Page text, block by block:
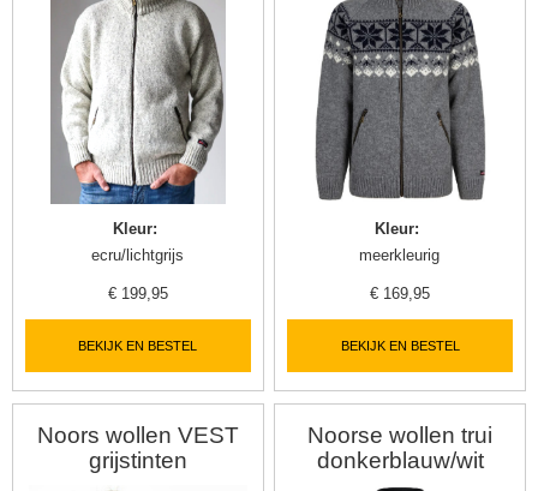
Kleur:
ecru/lichtgrijs
€ 199,95
BEKIJK EN BESTEL
Kleur:
meerkleurig
€ 169,95
BEKIJK EN BESTEL
Noors wollen VEST
grijstinten
Noorse wollen trui
donkerblauw/wit